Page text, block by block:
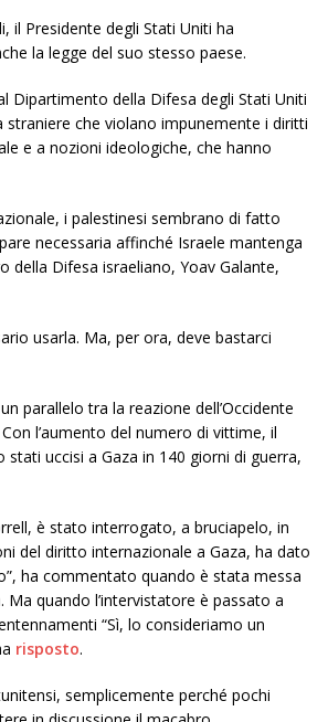
il Presidente degli Stati Uniti ha
la legge del suo stesso paese.
Dipartimento della Difesa degli Stati Uniti
che violano impunemente i diritti
e a nozioni ideologiche, che hanno
i palestinesi sembrano di fatto
necessaria affinché Israele mantenga
della Difesa israeliano, Yoav Galante,
usarla. Ma, per ora, deve bastarci
parallelo tra la reazione dell’Occidente
l’aumento del numero di vittime, il
uccisi a Gaza in 140 giorni di guerra,
è stato interrogato, a bruciapelo, in
del diritto internazionale a Gaza, ha dato
ha commentato quando è stata messa
quando l’intervistatore è passato a
“Sì, lo consideriamo un
risposto.
semplicemente perché pochi